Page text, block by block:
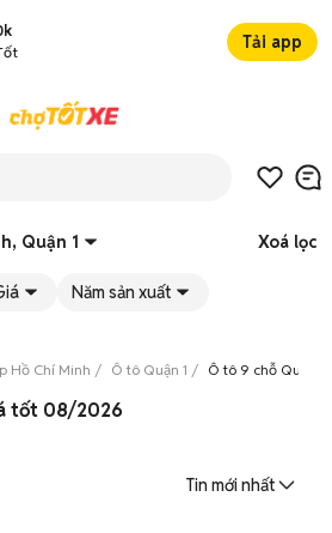
Tải app
Quận 1 Xoá lọc
Năm sản xuất
Hồ Chí Minh Ô tô Quận 1 Ô tô 9 chỗ Quận 1
tốt 08/2026
Tin mới nhất